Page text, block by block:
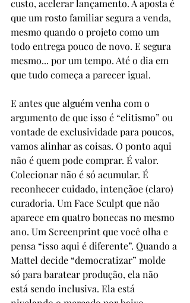
custo, acelerar lançamento. A aposta é
que um rosto familiar segura a venda,
mesmo quando o projeto como um
todo entrega pouco de novo. E segura
mesmo... por um tempo. Até o dia em
que tudo começa a parecer igual.
E antes que alguém venha com o
argumento de que isso é “elitismo” ou
vontade de exclusividade para poucos,
vamos alinhar as coisas. O ponto aqui
não é quem pode comprar. É valor.
Colecionar não é só acumular. É
reconhecer cuidado, intençãoe (claro)
curadoria. Um Face Sculpt que não
aparece em quatro bonecas no mesmo
ano. Um Screenprint que você olha e
pensa “isso aqui é diferente”. Quando a
Mattel decide “democratizar” molde
só para baratear produção, ela não
está sendo inclusiva. Ela está